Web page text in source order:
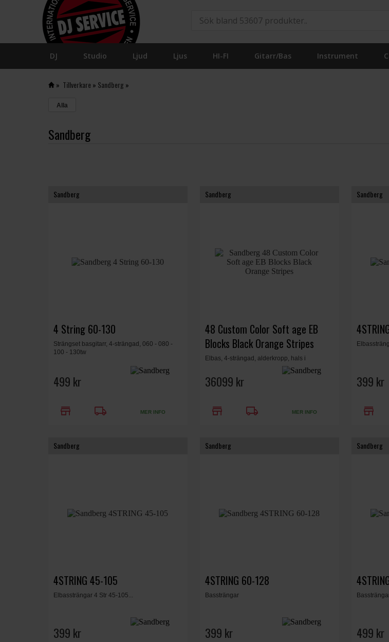
DJ Studio Ljud Ljus HI-FI Gitarr/Bas Instrument
» Tillverkare» Sandberg »
Alla
Sandberg
Sandberg
4 String 60-130
Strängset basgitarr, 4-strängad, 060 - 080 -
100 - 130tw
499 kr
store local_shipping MER INFO
Sandberg
48 Custom Color Soft age EB
Blocks Black Orange Stripes
Elbas, 4-strängad, alderkropp, hals i
lönn/ebenholts, 22 band, Sandberg VM-
pickuper, 2-band EQ aktiv/passiv elektronik, 6-
bults halsfog, custom aged finish, , Aged
36099 kr
store local_shipping MER INFO
Sandberg
399 kr
store
Sandberg
4STRING 45-105
Elbassträngar 4 Str 45-105...
399 kr
Sandberg
4STRING 60-128
Bassträngar
399 kr
Sandberg
499 kr